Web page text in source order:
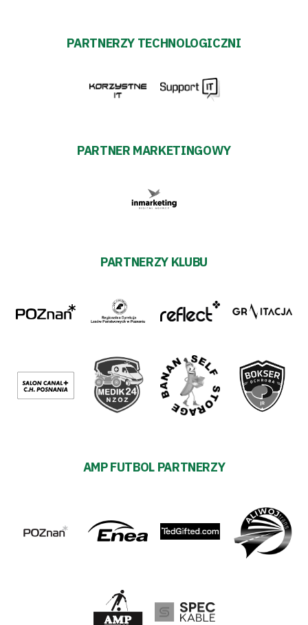
PARTNERZY TECHNOLOGICZNI
PARTNER MARKETINGOWY
PARTNERZY KLUBU
AMP FUTBOL PARTNERZY